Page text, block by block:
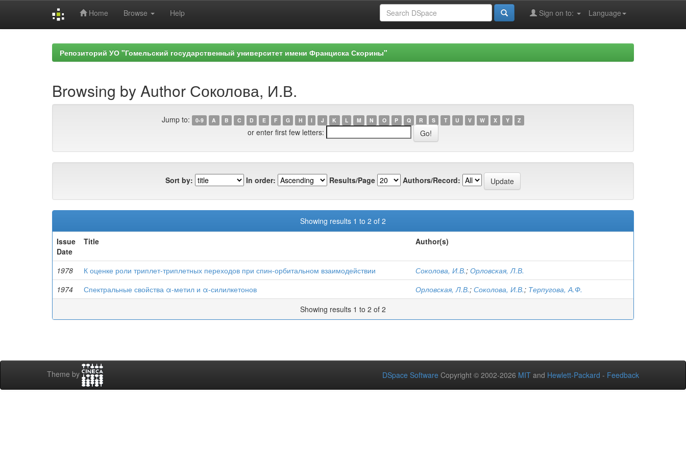
Home Browse Help Language
Sign on to:
Репозиторий УО "Гомельский государственный университет имени Франциска Скорины"
Browsing by Author Соколова, И.В.
Jump to: 0-9 A B C D E F G H I J K L M N O P Q R S T U V W X Y Z
or enter first few letters:
Sort by: In order: Results/Page Authors/Record:
Showing results 1 to 2 of 2
Issue
Date
Title Author(s)
1978 К оценке роли триплет-триплетных переходов при спин-орбитальном взаимодействии Соколова, И.В.; Орловская, Л.В.
1974
Спектральные свойства α-метил и α-силилкетонов Орловская, Л.В.; Соколова, И.В.; Терпугова, А.Ф.
Showing results 1 to 2 of 2
Theme by DSpace Software Copyright © 2002-2026 MIT and Hewlett-Packard - Feedback